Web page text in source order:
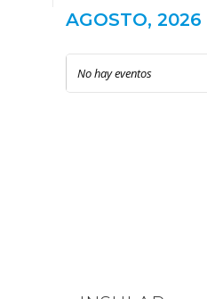
AGOSTO, 2026
No hay eventos